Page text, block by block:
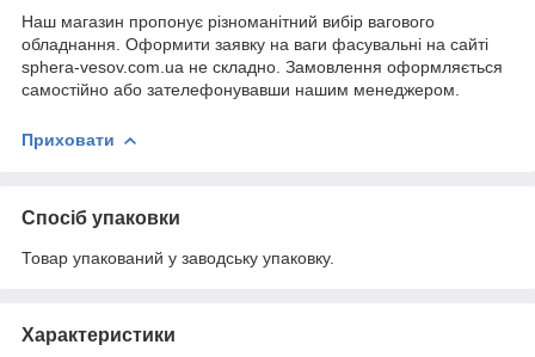
Наш магазин пропонує різноманітний вибір вагового
обладнання. Оформити заявку на ваги фасувальні на сайті
sphera-vesov.com.ua не складно. Замовлення оформляється
самостійно або зателефонувавши нашим менеджером.
Приховати
Спосіб упаковки
Товар упакований у заводську упаковку.
Характеристики